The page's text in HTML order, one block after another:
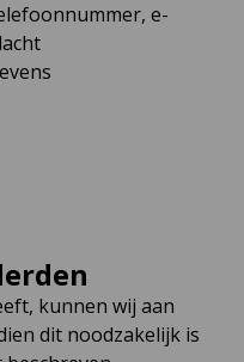
e-
kunnen wij aan
dit noodzakelijk is